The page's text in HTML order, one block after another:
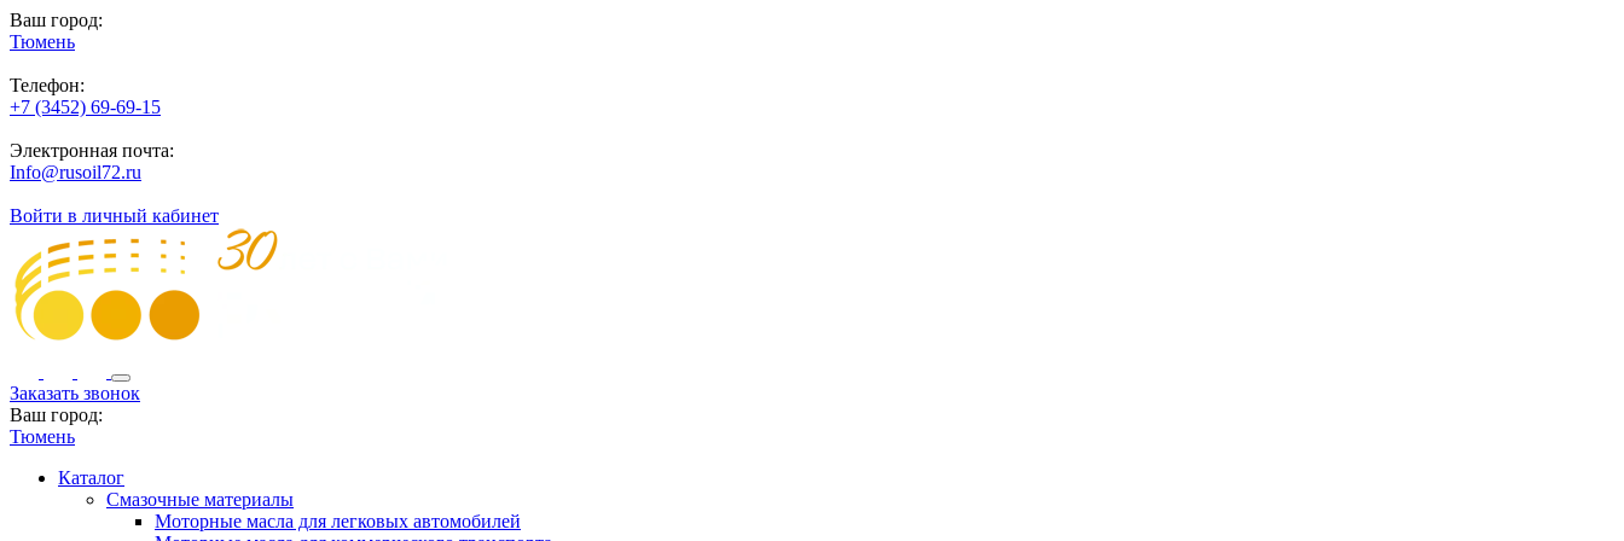
Ваш город:
Тюмень
Телефон:
+7 (3452) 69-69-15
Электронная почта:
Info@rusoil72.ru
Войти в личный кабинет
Заказать звонок
Ваш город:
Тюмень
Каталог
Смазочные материалы
Моторные масла для легковых автомобилей